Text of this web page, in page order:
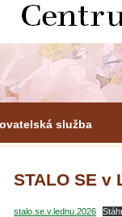
služba
STALO SE v
stalo.se.v.lednu.2026